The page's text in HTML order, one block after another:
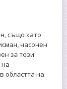
също като
насочен
за този
областта на